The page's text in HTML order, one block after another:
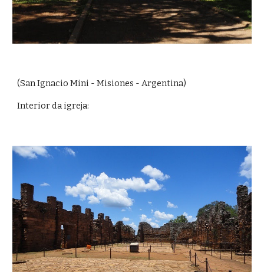
(San Ignacio Mini - Misiones - Argentina)
Interior da igreja: